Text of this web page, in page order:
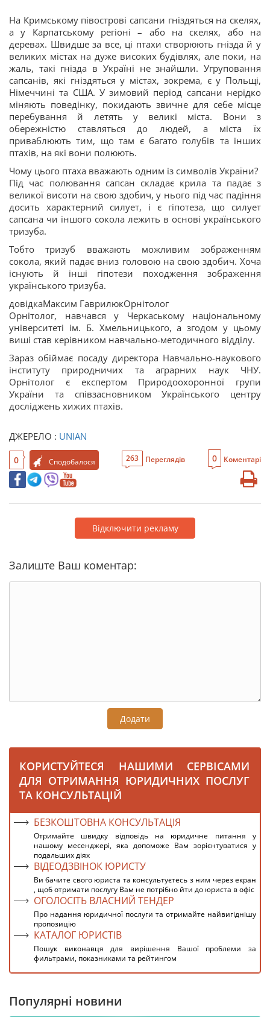
На Кримському півострові сапсани гніздяться на скелях,
а у Карпатському регіоні – або на скелях, або на
деревах. Швидше за все, ці птахи створюють гнізда й у
великих містах на дуже високих будівлях, але поки, на
жаль, такі гнізда в Україні не знайшли. Угруповання
сапсанів, які гніздяться у містах, зокрема, є у Польщі,
Німеччині та США. У зимовий період сапсани нерідко
міняють поведінку, покидають звичне для себе місце
перебування й летять у великі міста. Вони з
обережністю ставляться до людей, а міста їх
приваблюють тим, що там є багато голубів та інших
птахів, на які вони полюють.
Чому цього птаха вважають одним із символів України?
Під час полювання сапсан складає крила та падає з
великої висоти на свою здобич, у нього під час падіння
досить характерний силует, і є гіпотеза, що силует
сапсана чи іншого сокола лежить в основі українського
тризуба.
Тобто тризуб вважають можливим зображенням
сокола, який падає вниз головою на свою здобич. Хоча
існують й інші гіпотези походження зображення
українського тризуба.
довідкаМаксим ГаврилюкОрнітолог
Орнітолог, навчався у Черкаському національному
університеті ім. Б. Хмельницького, а згодом у цьому
виші став керівником навчально-методичного відділу.
Зараз обіймає посаду директора Навчально-наукового
інституту природничих та аграрних наук ЧНУ.
Орнітолог є експертом Природоохоронної групи
України та співзасновником Українського центру
досліджень хижих птахів.
ДЖЕРЕЛО : UNIAN
0 Сподобалося 263 Переглядів 0 Коментарі
Відключити рекламу
Залиште Ваш коментар:
Додати
КОРИСТУЙТЕСЯ НАШИМИ СЕРВІСАМИ
ДЛЯ ОТРИМАННЯ ЮРИДИЧНИХ ПОСЛУГ
ТА КОНСУЛЬТАЦІЙ
БЕЗКОШТОВНА КОНСУЛЬТАЦІЯ
Отримайте швидку відповідь на юридичне питання у
нашому месенджері, яка допоможе Вам зорієнтуватися у
подальших діях
ВІДЕОДЗВІНОК ЮРИСТУ
Ви бачите свого юриста та консультуєтесь з ним через екран
, щоб отримати послугу Вам не потрібно йти до юриста в офіс
ОГОЛОСІТЬ ВЛАСНИЙ ТЕНДЕР
Про надання юридичної послуги та отримайте найвигіднішу
пропозицію
КАТАЛОГ ЮРИСТІВ
Пошук виконавця для вирішення Вашої проблеми за
фильтрами, показниками та рейтингом
Популярні новини